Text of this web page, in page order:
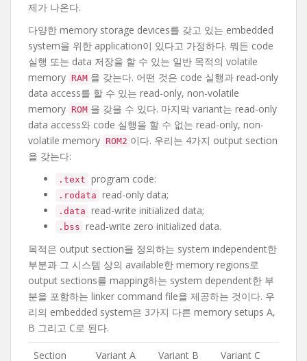
제가 나온다.
다양한 memory storage devices를 갖고 있는 embedded
system을 위한 application이 있다고 가정하다. 뭐든 code
실행 또는 data 저장을 할 수 있는 일반 목적의 volatile
memory RAM 을 갖는다. 어떤 것은 code 실행과 read-only
data access를 할 수 있는 read-only, non-volatile
memory ROM 을 갖을 수 있다. 마지막 variant는 read-only
data access와 code 실행을 할 수 없는 read-only, non-
volatile memory ROM2 이다. 우리는 4가지 output section
을 갖는다:
.text program code:
.rodata read-only data;
.data read-write initialized data;
.bss read-write zero initialized data.
목적은 output section을 정의하는 system independent한
부분과 그 시스템 상의 available한 memory regions로
output sections를 mapping하는 system dependent한 부
분을 포함하는 linker command file을 제공하는 것이다. 우
리의 embedded system은 3가지 다른 memory setups A,
B 그리고 C로 된다.
Section Variant A Variant B
Variant C